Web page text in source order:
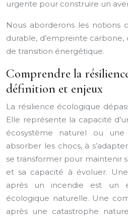
urgente pour construire un
Nous aborderons les notions
durable, d’empreinte carbone,
de transition énergétique.
Comprendre la
définition et enjeux
La résilience écologique
Elle représente la capacité
écosystème naturel ou
absorber les chocs, à
se transformer pour maintenir
et sa capacité à évoluer.
après un incendie est un
écologique naturelle. Une
après une catastrophe